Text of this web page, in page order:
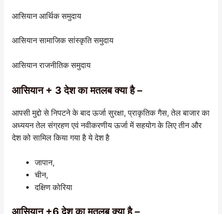
आसियान आर्थिक समुदाय
आसियान सामाजिक सांस्कृति समुदाय
आसियान राजनीतिक समुदाय
आसियान + 3 देश का मतलब क्या है –
आपसी मुद्दो से निपटने के बाद ऊर्जा सुरक्षा, प्राकृतिक गैस, तेल बाजार का
अध्ययन तेल संग्रहण एवं नवीकरणीय ऊर्जा में सहयोग के लिए तीन और
देश को सामिल किया गया है ये देश है
जापान,
चीन,
दक्षिण कोरिया
आसियान +6 देश का मतलब क्या है –